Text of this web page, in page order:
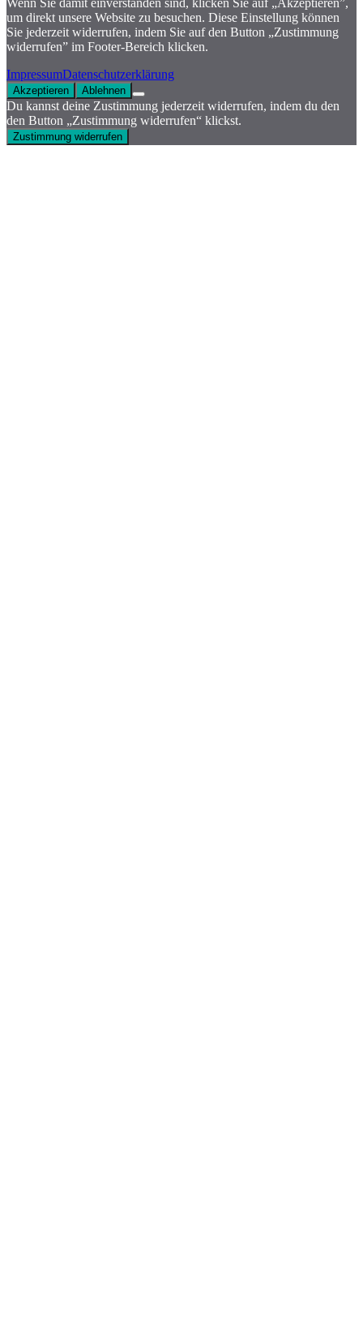
um direkt unsere Website zu besuchen. Diese Einstellung können
Sie jederzeit widerrufen, indem Sie auf den Button „Zustimmung
widerrufen” im Footer-Bereich klicken.
ImpressumDatenschutzerklärung
Akzeptieren Ablehnen
Du kannst deine Zustimmung jederzeit widerrufen, indem du den
den Button „Zustimmung widerrufen“ klickst.
Zustimmung widerrufen